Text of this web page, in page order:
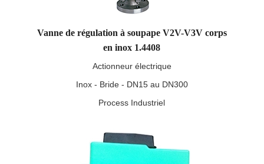
Vanne de régulation à soupape V2V-V3V corps
en inox 1.4408
Actionneur électrique
Inox - Bride - DN15 au DN300
Process Industriel